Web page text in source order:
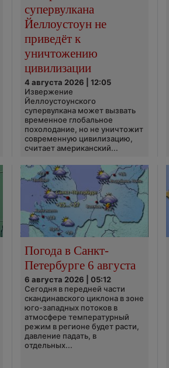
супервулкана
Йеллоустоун не
приведёт к
уничтожению
цивилизации
4 августа 2026 | 12:05
Извержение
Йеллоустоунского
супервулкана может вызвать
временное глобальное
похолодание, но не уничтожит
современную цивилизацию,
считает американский...
Погода в Санкт-
Петербурге 6 августа
6 августа 2026 | 05:12
Сегодня в передней части
скандинавского циклона в зоне
юго-западных потоков в
атмосфере температурный
режим в регионе будет расти,
давление падать, в
отдельных...